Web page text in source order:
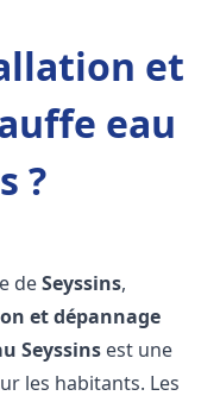
et
eau
?
deSeyssins,
et dépannage
Seyssins est une
les habitants. Les